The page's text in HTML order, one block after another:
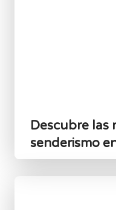
Descubre las
senderismo